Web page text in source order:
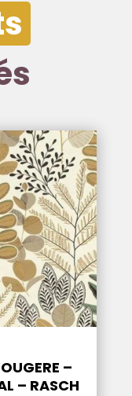
–
– RASCH